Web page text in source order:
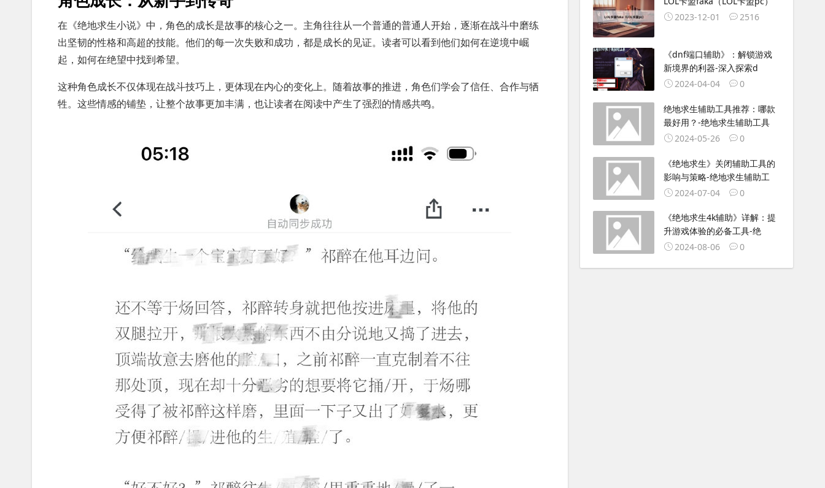
在《绝地求生小说》中，角色的成长是故事的核心之一。主角往往从一个普通的普通人开始，逐渐在战斗中磨练
出坚韧的性格和高超的技能。他们的每一次失败和成功，都是成长的见证。读者可以看到他们如何在逆境中崛
起，如何在绝望中找到希望。
这种角色成长不仅体现在战斗技巧上，更体现在内心的变化上。随着故事的推进，角色们学会了信任、合作与牺
牲。这些情感的铺垫，让整个故事更加丰满，也让读者在阅读中产生了强烈的情感共鸣。
2023-12-01
2516
《dnf端口辅助》：解锁游戏
新境界的利器-深入探索d
2024-04-04
0
绝地求生辅助工具推荐：哪款
最好用？-绝地求生辅助工具
2024-05-26
0
《绝地求生》关闭辅助工具的
影响与策略-绝地求生辅助工
2024-07-04
0
《绝地求生4k辅助》详解：提
升游戏体验的必备工具-绝
2024-08-06
0